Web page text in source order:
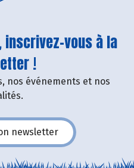
inscrivez-vous à la
!
nos événements et nos
newsletter